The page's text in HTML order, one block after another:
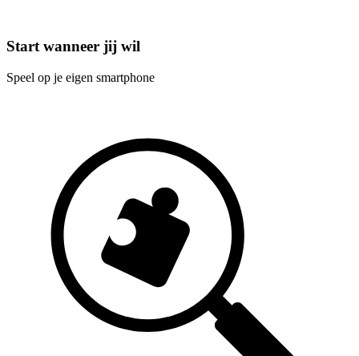
Start wanneer jij wil
Speel op je eigen smartphone